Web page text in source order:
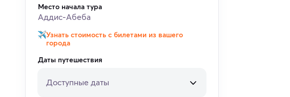
Место начала тура
Аддис-Абеба
Узнать стоимость с билетами из вашего
города
Даты путешествия
Доступные даты